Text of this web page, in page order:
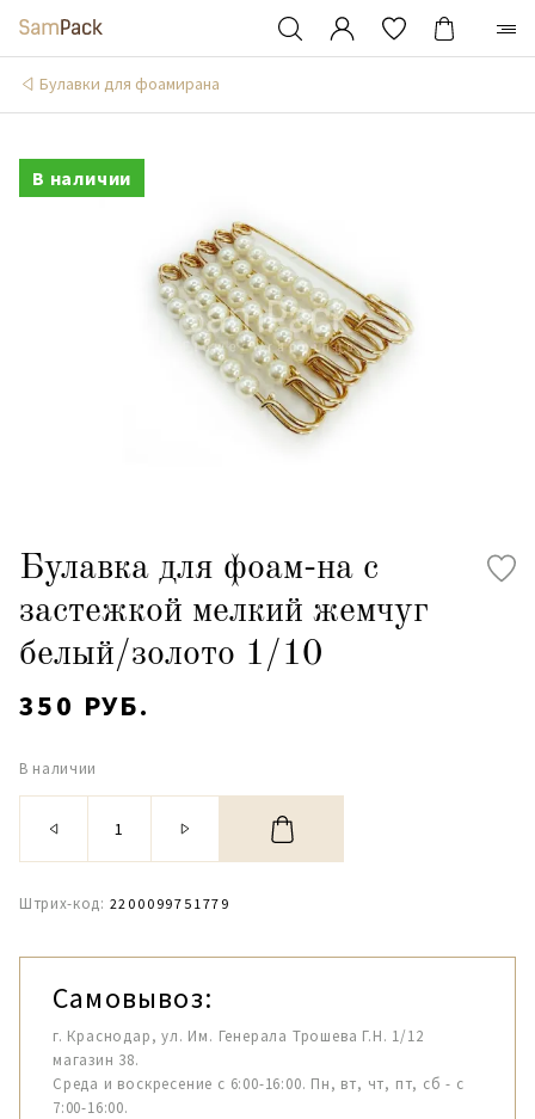
Булавки для фоамирана
В наличии
Булавка для фоам-на с
застежкой мелкий жемчуг
белый/золото 1/10
350 РУБ.
В наличии
Штрих-код: 2200099751779
Самовывоз:
г. Краснодар, ул. Им. Генерала Трошева Г.Н. 1/12
магазин 38.
Среда и воскресение с 6:00-16:00. Пн, вт, чт, пт, сб - с
7:00-16:00.